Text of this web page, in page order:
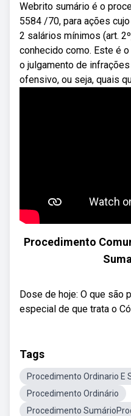
Webrito sumário é o
5584 /70, para ações
2 salários mínimos (art.
conhecido como. Este é
o julgamento de
ofensivo, ou seja, quais
Procedimento
Dose de hoje: O que são
especial de que trata o
Tags
Procedimento Ordinario E
Procedimento Ordinário
Procedimento